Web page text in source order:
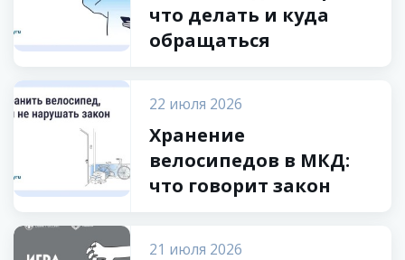
что делать и куда
обращаться
22 июля 2026
Хранение
велосипедов в МКД:
что говорит закон
21 июля 2026